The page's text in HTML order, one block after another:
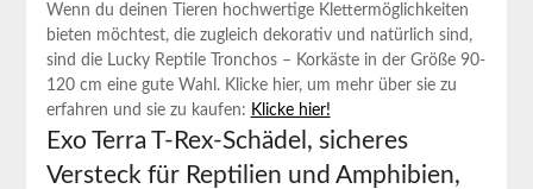
Wenn du ⁣deinen Tieren hochwertige Klettermöglichkeiten⁤
bieten möchtest, ‍die zugleich dekorativ und natürlich sind,
sind die Lucky Reptile Tronchos – Korkäste in‌ der‌ Größe 90-
120 cm eine gute Wahl. Klicke ‌hier, um mehr⁣ über ​sie zu
erfahren und sie zu kaufen: Klicke hier!
Exo Terra T-Rex-Schädel, sicheres
Versteck für Reptilien ​und Amphibien,